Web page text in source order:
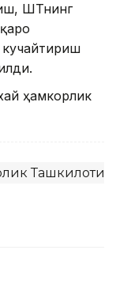
ШҲТнинг
ҳамкорлик
Ташкилоти